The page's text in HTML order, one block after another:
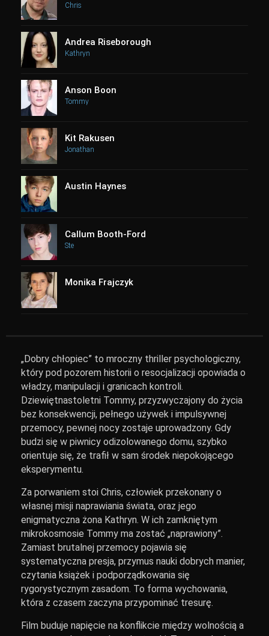
Chris
Andrea Riseborough
Kathryn
Anson Boon
Tommy
Kit Rakusen
Jonathan
Austin Haynes
Callum Booth-Ford
Ste
Monika Frajczyk
„Dobry chłopiec” to mroczny thriller psychologiczny,
który pod pozorem historii o resocjalizacji opowiada o
władzy, manipulacji i granicach kontroli.
Dziewiętnastoletni Tommy, przyzwyczajony do życia
bez konsekwencji, pełnego używek i impulsywnej
przemocy, pewnej nocy zostaje uprowadzony. Gdy
budzi się w piwnicy odizolowanego domu, szybko
orientuje się, że trafił w sam środek niepokojącego
eksperymentu.
Za porwaniem stoi Chris, człowiek przekonany o
własnej misji naprawiania świata, oraz jego
enigmatyczna żona Kathryn. W ich zamkniętym
mikrokosmosie Tommy ma zostać „naprawiony”.
Zamiast brutalnej przemocy pojawia się
systematyczna presja, przymus nauki dobrych manier,
czytania książek i podporządkowania się
rygorystycznym zasadom. To forma wychowania,
która z czasem zaczyna przypominać tresurę.
Film buduje napięcie na konflikcie między wolnością a